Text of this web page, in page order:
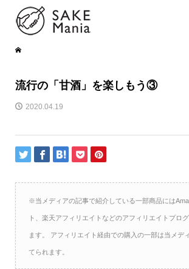
流行の「甘酒」を楽しもう③
2020.04.19
※当メディアの記事で紹介している一部商品には
ト、楽天アフィリエイトなどのアフィリエイトプロ
ます。 アフィリエイト経由での購入の一部は当メデ
てられます。